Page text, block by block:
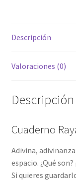
Descripción
Valoraciones (0)
Descripción
Cuaderno
Adivina,
espacio. ¿Qué
Si quieres